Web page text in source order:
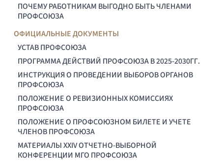
ПОЧЕМУ РАБОТНИКАМ ВЫГОДНО БЫТЬ ЧЛЕНАМИ
ПРОФСОЮЗА
ОФИЦИАЛЬНЫЕ ДОКУМЕНТЫ
УСТАВ ПРОФСОЮЗА
ПРОГРАММА ДЕЙСТВИЙ ПРОФСОЮЗА В 2025-2030ГГ.
ИНСТРУКЦИЯ О ПРОВЕДЕНИИ ВЫБОРОВ ОРГАНОВ
ПРОФСОЮЗА
ПОЛОЖЕНИЕ О РЕВИЗИОННЫХ КОМИССИЯХ
ПРОФСОЮЗА
ПОЛОЖЕНИЕ О ПРОФСОЮЗНОМ БИЛЕТЕ И УЧЕТЕ
ЧЛЕНОВ ПРОФСОЮЗА
МАТЕРИАЛЫ XXIV ОТЧЕТНО-ВЫБОРНОЙ
КОНФЕРЕНЦИИ МГО ПРОФСОЮЗА